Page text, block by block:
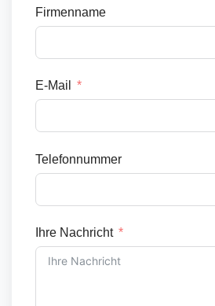
Firmenname
E-Mail
Telefonnummer
Ihre Nachricht